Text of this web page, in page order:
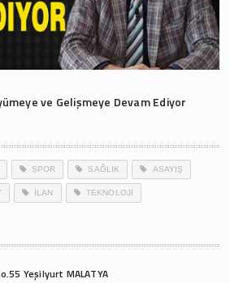
ve Gelişmeye Devam Ediyor
SPOR SAĞLIK ASAYİŞ
İLAN TEKNOLOJİ
Yeşilyurt MALATYA